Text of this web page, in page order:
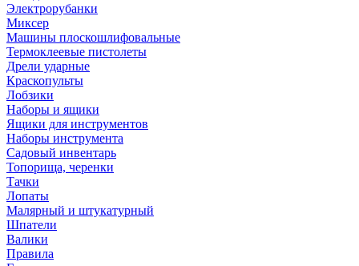
Электрорубанки
Миксер
Машины плоскошлифовальные
Термоклеевые пистолеты
Дрели ударные
Краскопульты
Лобзики
Наборы и ящики
Ящики для инструментов
Наборы инструмента
Садовый инвентарь
Топорища, черенки
Тачки
Лопаты
Малярный и штукатурный
Шпатели
Валики
Правила